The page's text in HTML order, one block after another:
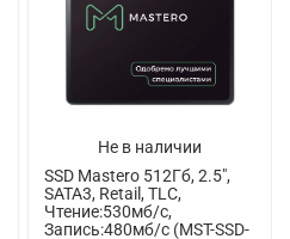
Не в наличии
SSD Mastero 512Гб, 2.5",
SATA3, Retail, TLC,
Чтение:530мб/с,
Запись:480мб/с (MST-SSD-